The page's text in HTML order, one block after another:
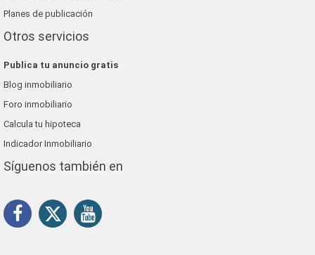
Planes de publicación
Otros servicios
Publica tu anuncio gratis
Blog inmobiliario
Foro inmobiliario
Calcula tu hipoteca
Indicador Inmobiliario
Síguenos también en